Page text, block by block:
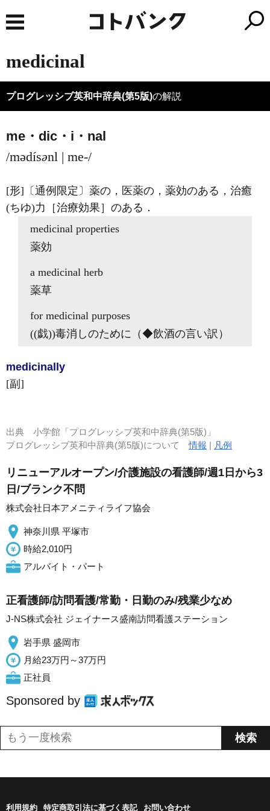
medicinal
プログレッシブ英和中辞典(第5版)の解説
me・dic・i・nal
/mədísənl | me-/
[形] 〔通例限定〕薬の，医薬の，薬効のある，治癒
(ちゆ)力［治療効果］のある ．
medicinal properties
薬効
a medicinal herb
薬草
for medicinal purposes
((戯))毒消しのために（◆飲酒の言い訳）
medicinal ly
[副]
出典 小学館「プログレッシブ英和中辞典(第5版)」
プログレッシブ英和中辞典(第5版)について情報 | 凡例
リニューアルオープン/介護施設の看護師/週1日から3
日/ブランク不問
株式会社日本アメニティライフ協会
神奈川県 平塚市
時給2,010円
アルバイト・パート
正看護師/訪問看護/常勤・日勤のみ/残業少なめ
J-NS株式会社 ジェイナース盛南訪問看護ステーション
岩手県 盛岡市
月給23万円～37万円
正社員
Sponsored by
利用規約 特定商取引法に基づく表記 お問い合わせ